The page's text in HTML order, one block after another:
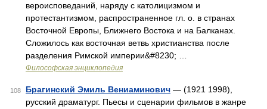
вероисповеданий, наряду с католицизмом и
протестантизмом, распространенное гл. о. в странах
Восточной Европы, Ближнего Востока и на Балканах.
Сложилось как восточная ветвь христианства после
разделения Римской империи&#8230; …
Философская энциклопедия
108 Брагинский Эмиль Вениаминович — (1921 1998),
русский драматург. Пьесы и сценарии фильмов в жанре